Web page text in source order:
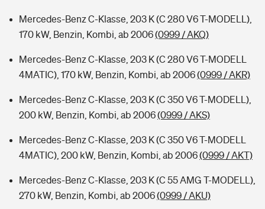
Mercedes-Benz C-Klasse, 203 K (C 280 V6 T-MODELL),
170 kW, Benzin, Kombi, ab 2006(0999 / AKQ)
Mercedes-Benz C-Klasse, 203 K (C 280 V6 T-MODELL
4MATIC), 170 kW, Benzin, Kombi, ab 2006(0999 / AKR)
Mercedes-Benz C-Klasse, 203 K (C 350 V6 T-MODELL),
200 kW, Benzin, Kombi, ab 2006(0999 / AKS)
Mercedes-Benz C-Klasse, 203 K (C 350 V6 T-MODELL
4MATIC), 200 kW, Benzin, Kombi, ab 2006(0999 / AKT)
Mercedes-Benz C-Klasse, 203 K (C 55 AMG T-MODELL),
270 kW, Benzin, Kombi, ab 2006(0999 / AKU)